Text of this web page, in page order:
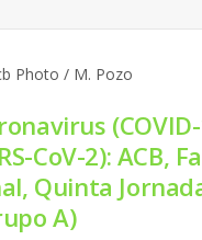
CoV-2): ACB,
Quinta
A)